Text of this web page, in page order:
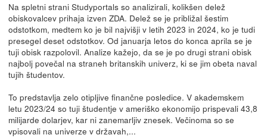
Na spletni strani Studyportals so analizirali, kolikšen delež
obiskovalcev prihaja izven ZDA. Delež se je približal šestim
odstotkom, medtem ko je bil najvišji v letih 2023 in 2024, ko je tudi
presegel deset odstotkov. Od januarja letos do konca aprila se je
tuji obisk razpolovil. Analize kažejo, da se je po drugi strani obisk
najbolj povečal na straneh britanskih univerz, ki se jim obeta naval
tujih študentov.
To predstavlja zelo otipljive finančne posledice. V akademskem
letu 2023/24 so tuji študentje v ameriško ekonomijo prispevali 43,8
milijarde dolarjev, kar ni zanemarljiv znesek. Večinoma so se
vpisovali na univerze v državah,...